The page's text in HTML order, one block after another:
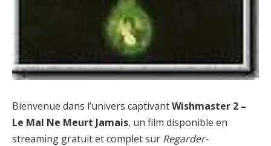
Bienvenue dans l’univers captivantWishmaster 2 –
Le Mal Ne Meurt Jamais, un film disponible en
streaming gratuit et complet sur Regarder-